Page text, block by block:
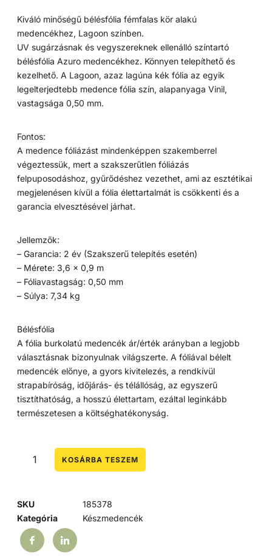
Kiváló minőségű bélésfólia fémfalas kör alakú
medencékhez, Lagoon színben.
UV sugárzásnak és vegyszereknek ellenálló színtartó
bélésfólia Azuro medencékhez. Könnyen telepíthető és
kezelhető. A Lagoon, azaz lagúna kék fólia az egyik
legelterjedtebb medence fólia szín, alapanyaga Vinil,
vastagsága 0,50 mm.
Fontos:
A medence fóliázást mindenképpen szakemberrel
végeztessük, mert a szakszerűtlen fóliázás
felpuposodáshoz, gyűrődéshez vezethet, ami az esztétikai
megjelenésen kívül a fólia élettartalmát is csökkenti és a
garancia elvesztésével járhat.
Jellemzők:
– Garancia: 2 év (Szakszerű telepítés esetén)
– Mérete: 3,6 x 0,9 m
– Fóliavastagság: 0,50 mm
– Súlya: 7,34 kg
Bélésfólia
A fólia burkolatú medencék ár/érték arányban a legjobb
választásnak bizonyulnak világszerte. A fóliával bélelt
medencék előnye, a gyors kivitelezés, a rendkívül
strapabíróság, időjárás- és télállóság, az egyszerű
tisztíthatóság, a hosszú élettartam, ezáltal leginkább
természetesen a költséghatékonyság.
KOSÁRBA TESZEM
SKU
185378
Kategória
Készmedencék